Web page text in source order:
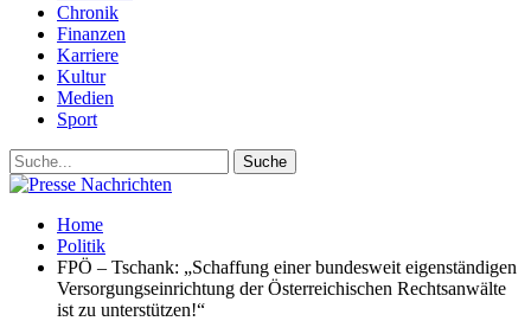
Chronik
Finanzen
Karriere
Kultur
Medien
Sport
Home
Politik
FPÖ – Tschank: „Schaffung einer bundesweit eigenständigen
Versorgungseinrichtung der Österreichischen Rechtsanwälte
ist zu unterstützen!“